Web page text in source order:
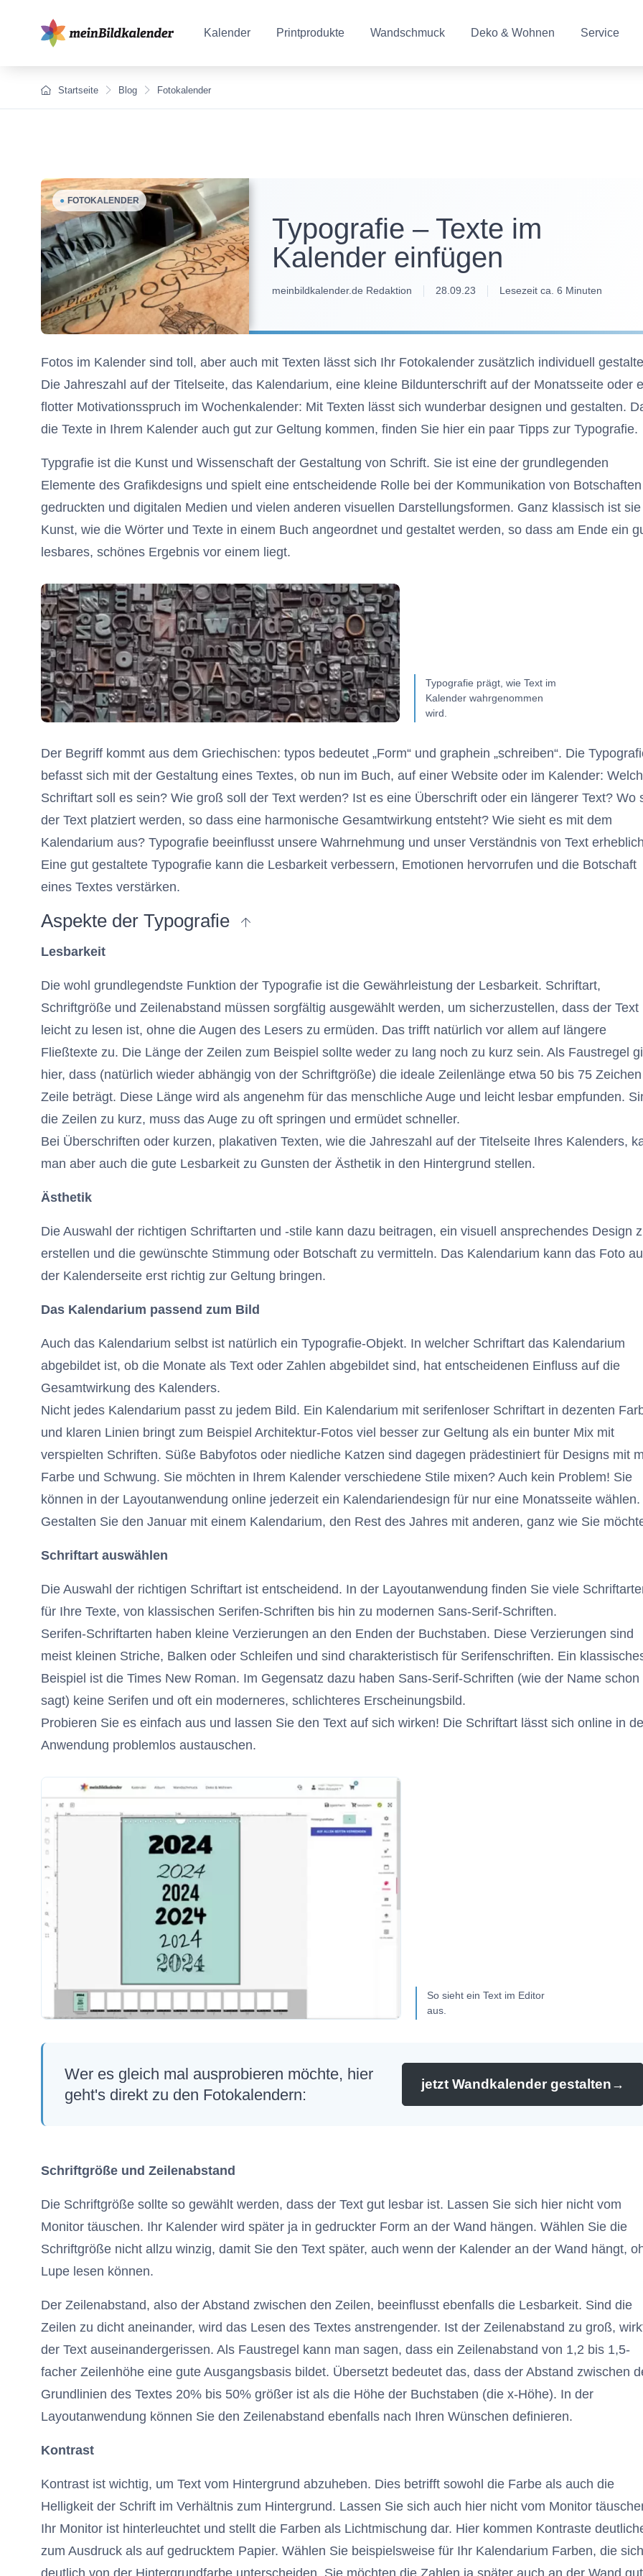
Kalender Printprodukte Wandschmuck Deko & Wohnen Service
Startseite Blog Fotokalender
● FOTOKALENDER
Typografie – Texte im
Kalender einfügen
meinbildkalender.de Redaktion 28.09.23 Lesezeit ca. 6 Minuten
Fotos im Kalender sind toll, aber auch mit Texten lässt sich Ihr Fotokalender zusätzlich individuell
Die Jahreszahl auf der Titelseite, das Kalendarium, eine kleine Bildunterschrift auf der Monatsseite oder
flotter Motivationsspruch im Wochenkalender: Mit Texten lässt sich wunderbar designen und gestalten.
die Texte in Ihrem Kalender auch gut zur Geltung kommen, finden Sie hier ein paar Tipps zur Typografie.
Typgrafie ist die Kunst und Wissenschaft der Gestaltung von Schrift. Sie ist eine der grundlegenden
Elemente des Grafikdesigns und spielt eine entscheidende Rolle bei der Kommunikation von
gedruckten und digitalen Medien und vielen anderen visuellen Darstellungsformen. Ganz klassisch ist
Kunst, wie die Wörter und Texte in einem Buch angeordnet und gestaltet werden, so dass am Ende ein
lesbares, schönes Ergebnis vor einem liegt.
Typografie prägt, wie Text im
Kalender wahrgenommen
wird.
Der Begriff kommt aus dem Griechischen: typos bedeutet „Form“ und graphein „schreiben“. Die
befasst sich mit der Gestaltung eines Textes, ob nun im Buch, auf einer Website oder im Kalender:
Schriftart soll es sein? Wie groß soll der Text werden? Ist es eine Überschrift oder ein längerer Text? Wo
der Text platziert werden, so dass eine harmonische Gesamtwirkung entsteht? Wie sieht es mit dem
Kalendarium aus? Typografie beeinflusst unsere Wahrnehmung und unser Verständnis von Text
Eine gut gestaltete Typografie kann die Lesbarkeit verbessern, Emotionen hervorrufen und die Botschaft
eines Textes verstärken.
Aspekte der Typografie
Lesbarkeit
Die wohl grundlegendste Funktion der Typografie ist die Gewährleistung der Lesbarkeit. Schriftart,
Schriftgröße und Zeilenabstand müssen sorgfältig ausgewählt werden, um sicherzustellen, dass der Text
leicht zu lesen ist, ohne die Augen des Lesers zu ermüden. Das trifft natürlich vor allem auf längere
Fließtexte zu. Die Länge der Zeilen zum Beispiel sollte weder zu lang noch zu kurz sein. Als Faustregel
hier, dass (natürlich wieder abhängig von der Schriftgröße) die ideale Zeilenlänge etwa 50 bis 75
Zeile beträgt. Diese Länge wird als angenehm für das menschliche Auge und leicht lesbar empfunden.
die Zeilen zu kurz, muss das Auge zu oft springen und ermüdet schneller.
Bei Überschriften oder kurzen, plakativen Texten, wie die Jahreszahl auf der Titelseite Ihres Kalenders,
man aber auch die gute Lesbarkeit zu Gunsten der Ästhetik in den Hintergrund stellen.
Ästhetik
Die Auswahl der richtigen Schriftarten und -stile kann dazu beitragen, ein visuell ansprechendes Design
erstellen und die gewünschte Stimmung oder Botschaft zu vermitteln. Das Kalendarium kann das Foto
der Kalenderseite erst richtig zur Geltung bringen.
Das Kalendarium passend zum Bild
Auch das Kalendarium selbst ist natürlich ein Typografie-Objekt. In welcher Schriftart das Kalendarium
abgebildet ist, ob die Monate als Text oder Zahlen abgebildet sind, hat entscheidenen Einfluss auf die
Gesamtwirkung des Kalenders.
Nicht jedes Kalendarium passt zu jedem Bild. Ein Kalendarium mit serifenloser Schriftart in dezenten
und klaren Linien bringt zum Beispiel Architektur-Fotos viel besser zur Geltung als ein bunter Mix mit
verspielten Schriften. Süße Babyfotos oder niedliche Katzen sind dagegen prädestiniert für Designs mit
Farbe und Schwung. Sie möchten in Ihrem Kalender verschiedene Stile mixen? Auch kein Problem! Sie
können in der Layoutanwendung online jederzeit ein Kalendariendesign für nur eine Monatsseite wählen.
Gestalten Sie den Januar mit einem Kalendarium, den Rest des Jahres mit anderen, ganz wie Sie
Schriftart auswählen
Die Auswahl der richtigen Schriftart ist entscheidend. In der Layoutanwendung finden Sie viele
für Ihre Texte, von klassischen Serifen-Schriften bis hin zu modernen Sans-Serif-Schriften.
Serifen-Schriftarten haben kleine Verzierungen an den Enden der Buchstaben. Diese Verzierungen sind
meist kleinen Striche, Balken oder Schleifen und sind charakteristisch für Serifenschriften. Ein
Beispiel ist die Times New Roman. Im Gegensatz dazu haben Sans-Serif-Schriften (wie der Name schon
sagt) keine Serifen und oft ein moderneres, schlichteres Erscheinungsbild.
Probieren Sie es einfach aus und lassen Sie den Text auf sich wirken! Die Schriftart lässt sich online in
Anwendung problemlos austauschen.
So sieht ein Text im Editor
aus.
Wer es gleich mal ausprobieren möchte, hier
geht's direkt zu den Fotokalendern:
jetzt Wandkalender gestalten →
Schriftgröße und Zeilenabstand
Die Schriftgröße sollte so gewählt werden, dass der Text gut lesbar ist. Lassen Sie sich hier nicht vom
Monitor täuschen. Ihr Kalender wird später ja in gedruckter Form an der Wand hängen. Wählen Sie die
Schriftgröße nicht allzu winzig, damit Sie den Text später, auch wenn der Kalender an der Wand hängt,
Lupe lesen können.
Der Zeilenabstand, also der Abstand zwischen den Zeilen, beeinflusst ebenfalls die Lesbarkeit. Sind die
Zeilen zu dicht aneinander, wird das Lesen des Textes anstrengender. Ist der Zeilenabstand zu groß,
der Text auseinandergerissen. Als Faustregel kann man sagen, dass ein Zeilenabstand von 1,2 bis 1,5-
facher Zeilenhöhe eine gute Ausgangsbasis bildet. Übersetzt bedeutet das, dass der Abstand zwischen
Grundlinien des Textes 20% bis 50% größer ist als die Höhe der Buchstaben (die x-Höhe). In der
Layoutanwendung können Sie den Zeilenabstand ebenfalls nach Ihren Wünschen definieren.
Kontrast
Kontrast ist wichtig, um Text vom Hintergrund abzuheben. Dies betrifft sowohl die Farbe als auch die
Helligkeit der Schrift im Verhältnis zum Hintergrund. Lassen Sie sich auch hier nicht vom Monitor
Ihr Monitor ist hinterleuchtet und stellt die Farben als Lichtmischung dar. Hier kommen Kontraste
zum Ausdruck als auf gedrucktem Papier. Wählen Sie beispielsweise für Ihr Kalendarium Farben, die sich